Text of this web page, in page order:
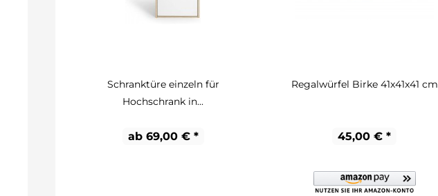
Schranktüre einzeln für
Hochschrank in...
ab 69,00 € *
Regalwürfel Birke 41x41x41 cm
45,00 € *